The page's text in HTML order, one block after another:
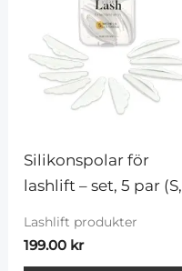
Silikonspolar för
lashlift – set, 5 par (S,
Lashlift produkter
199.00 kr